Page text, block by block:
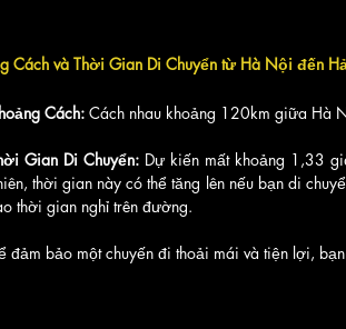
Cách và Thời Gian Di Chuyển từ Hà Nội đến
Cách: Cách nhau khoảng 120km giữa Hà
Gian Di Chuyển: Dự kiến mất khoảng 1,33
thời gian này có thể tăng lên nếu bạn di
thời gian nghỉ trên đường.
đảm bảo một chuyến đi thoải mái và tiện lợi,